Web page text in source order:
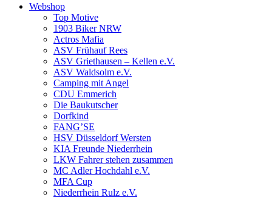
Webshop
Top Motive
1903 Biker NRW
Actros Mafia
ASV Frühauf Rees
ASV Griethausen – Kellen e.V.
ASV Waldsolm e.V.
Camping mit Angel
CDU Emmerich
Die Baukutscher
Dorfkind
FANG’SE
HSV Düsseldorf Wersten
KIA Freunde Niederrhein
LKW Fahrer stehen zusammen
MC Adler Hochdahl e.V.
MFA Cup
Niederrhein Rulz e.V.